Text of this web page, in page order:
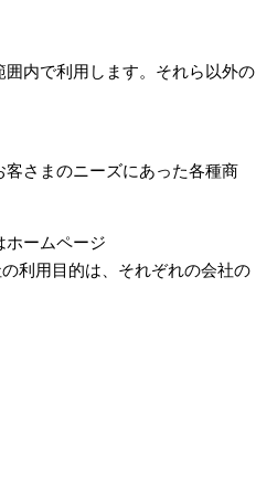
内で利用します。それら以外の
さまのニーズにあった各種商
ホームページ
利用目的は、それぞれの会社の